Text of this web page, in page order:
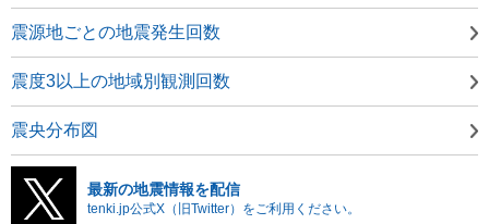
震源地ごとの地震発生回数
震度3以上の地域別観測回数
震央分布図
最新の地震情報を配信
tenki.jp公式X（旧Twitter）をご利用ください。